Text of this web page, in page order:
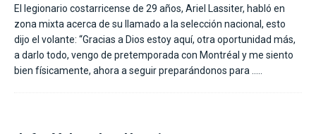
El legionario costarricense de 29 años, Ariel Lassiter, habló en
zona mixta acerca de su llamado a la selección nacional, esto
dijo el volante: “Gracias a Dios estoy aquí, otra oportunidad más,
a darlo todo, vengo de pretemporada con Montréal y me siento
bien físicamente, ahora a seguir preparándonos para